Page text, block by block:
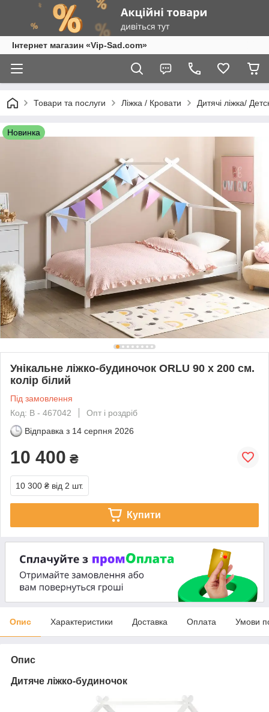
Інтернет магазин «Vip-Sad.com»
Товари та послуги Ліжка / Кровати Дитячі ліжка/
Новинка
Унікальне ліжко-будиночок ORLU 90 x 200 см.
колір білий
Під замовлення
Код: В - 467042
Опт і роздріб
Відправка з 14 серпня 2026
10 400 ₴
10 300 ₴ від 2 шт.
Купити
Опис Характеристики Доставка Оплата Умови
Опис
Дитяче ліжко-будиночок